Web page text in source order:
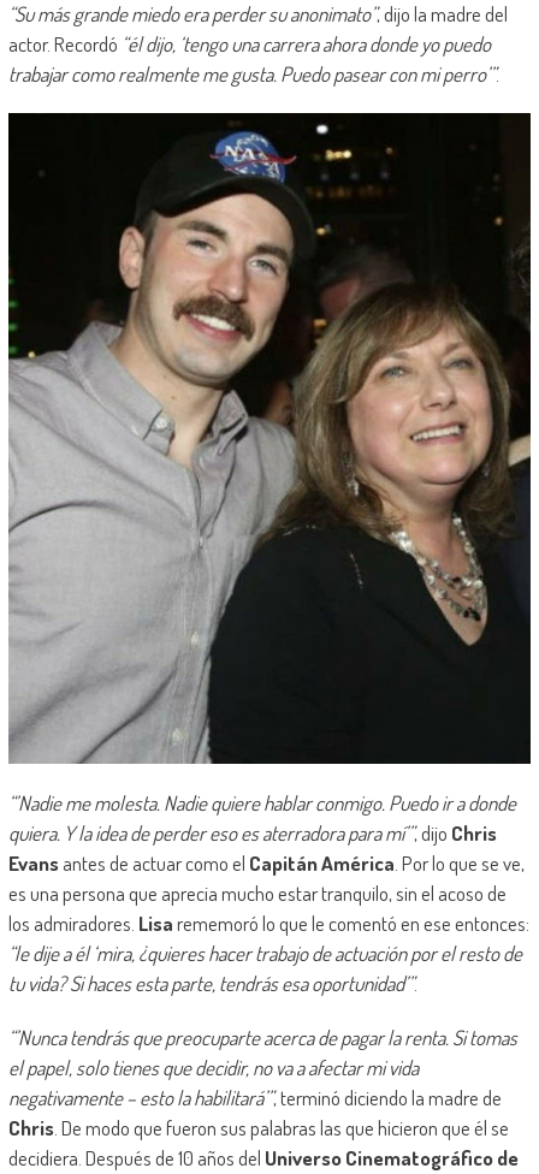
“Su más grande miedo era perder su anonimato”, dijo la madre del
actor. Recordó “él dijo, ‘tengo una carrera ahora donde yo puedo
trabajar como realmente me gusta. Puedo pasear con mi perro’”.
“’Nadie me molesta. Nadie quiere hablar conmigo. Puedo ir a donde
quiera. Y la idea de perder eso es aterradora para mí’”, dijo Chris
Evansantes de actuar como el Capitán América. Por lo que se ve,
es una persona que aprecia mucho estar tranquilo, sin el acoso de
los admiradores. Lisarememoró lo que le comentó en ese entonces:
“le dije a él ‘mira, ¿quieres hacer trabajo de actuación por el resto de
tu vida? Si haces esta parte, tendrás esa oportunidad’”.
“’Nunca tendrás que preocuparte acerca de pagar la renta. Si tomas
el papel, solo tienes que decidir, no va a afectar mi vida
negativamente – esto la habilitará’”, terminó diciendo la madre de
Chris. De modo que fueron sus palabras las que hicieron que él se
decidiera. Después de 10 años del Universo Cinematográfico de